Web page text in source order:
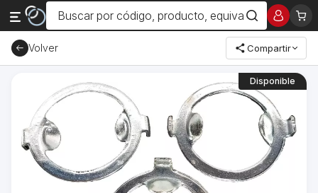
Volver Compartir
Disponible